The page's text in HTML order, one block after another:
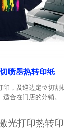
喷墨热转印纸
印，及巡边定位切割
合在门店的分销。
光打印热转